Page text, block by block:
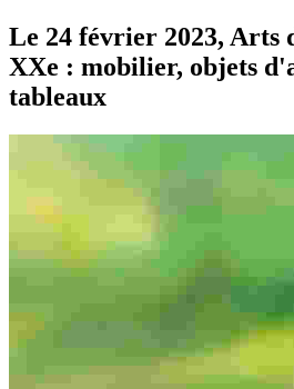
Le 24 février 2023, Arts
XXe : mobilier, objets
tableaux